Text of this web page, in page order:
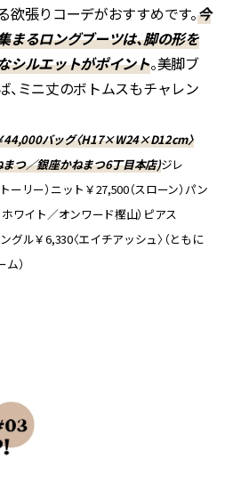
欲張りコーデがおすすめです。今
まるロングブーツは、脚の形を
シルエットがポイント。美脚ブ
、ミニ丈のボトムスもチャレン
44,000バッグ〈H17×W24×D12cm〉
つ／銀座かねまつ6丁目本店)ジレ
ーリー）ニット￥27,500（スローン）パン
ワイト／オンワード樫山）ピアス
グル￥6,330〈エイチアッシュ〉（ともに
）